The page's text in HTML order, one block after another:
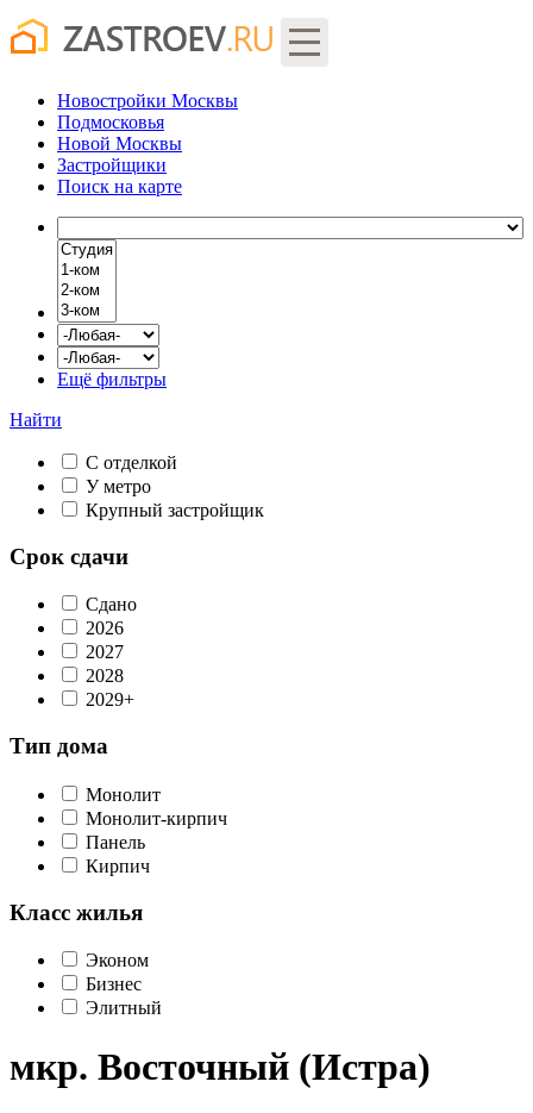
Новостройки Москвы
Подмосковья
Новой Москвы
Застройщики
Поиск на карте
Ещё фильтры
Найти
С отделкой
У метро
Крупный застройщик
Срок сдачи
Сдано
2026
2027
2028
2029+
Тип дома
Монолит
Монолит-кирпич
Панель
Кирпич
Класс жилья
Эконом
Бизнес
Элитный
мкр. Восточный (Истра)